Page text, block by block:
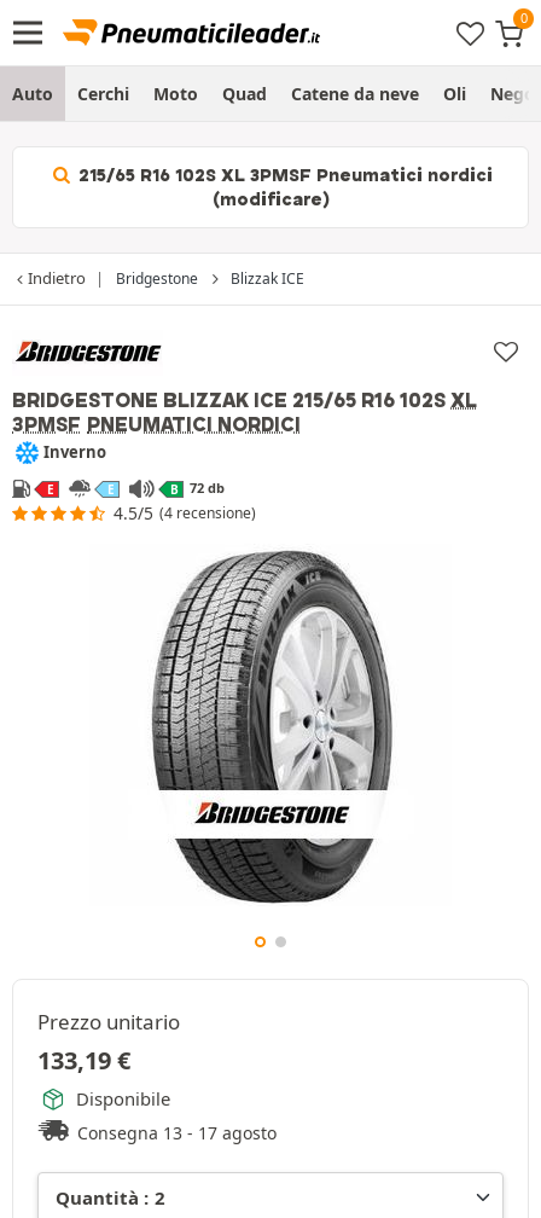
Auto Cerchi Moto Quad Catene da neve Oli
215/65 R16 102S XL 3PMSF Pneumatici nordici
(modificare)
Indietro Bridgestone Blizzak ICE
BRIDGESTONE BLIZZAK ICE 215/65 R16 102S XL
3PMSF PNEUMATICI NORDICI
Inverno
E E B 72 db
4.5/5 (4 recensione)
Prezzo unitario
133,19€
Disponibile
Consegna 13 - 17 agosto